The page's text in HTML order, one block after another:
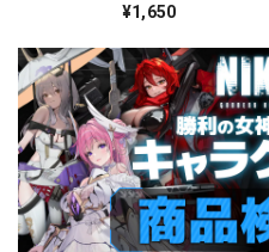
¥1,650